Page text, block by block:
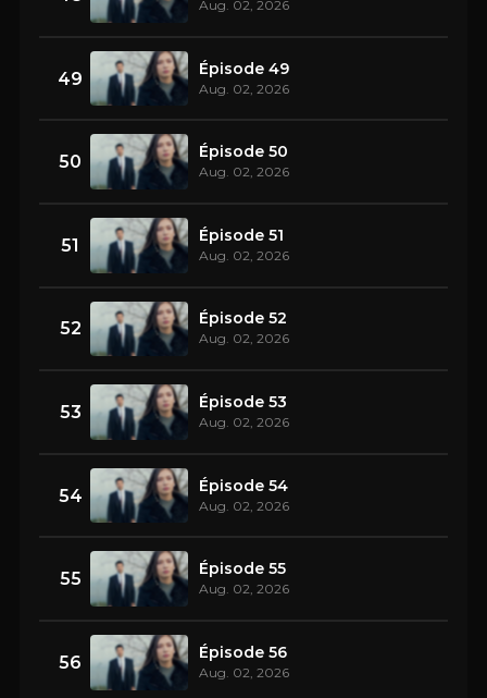
Aug. 02, 2026
49 Épisode 49
Aug. 02, 2026
50 Épisode 50
Aug. 02, 2026
51 Épisode 51
Aug. 02, 2026
52 Épisode 52
Aug. 02, 2026
53 Épisode 53
Aug. 02, 2026
54 Épisode 54
Aug. 02, 2026
55 Épisode 55
Aug. 02, 2026
56 Épisode 56
Aug. 02, 2026